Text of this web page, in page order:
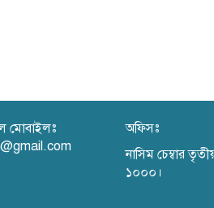
মোবাইলঃ
অফিসঃ
নাসিম চেম্বার
১০০০।